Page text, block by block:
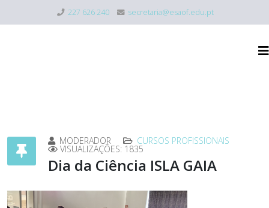
227 626 240 secretaria@esaof.edu.pt
MODERADOR CURSOS PROFISSIONAIS
VISUALIZAÇÕES: 1835
Dia da Ciência ISLA GAIA